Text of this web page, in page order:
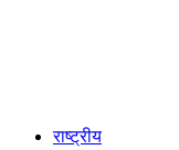
राष्ट्रीय